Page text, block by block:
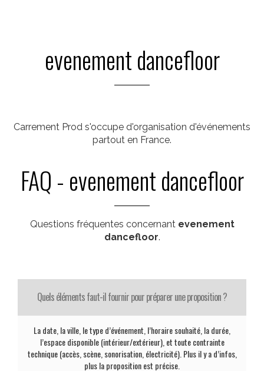
evenement dancefloor
Carrement Prod s'occupe d'organisation d'événements
partout en France.
FAQ - evenement dancefloor
Questions fréquentes concernant evenement
dancefloor.
Quels éléments faut-il fournir pour préparer une proposition ?
La date, la ville, le type d’événement, l’horaire souhaité, la durée,
l’espace disponible (intérieur/extérieur), et toute contrainte
technique (accès, scène, sonorisation, électricité). Plus il y a d’infos,
plus la proposition est précise.